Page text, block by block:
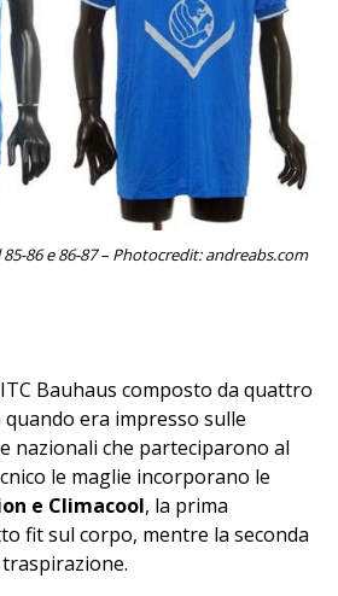
86 e 86-87 – Photocredit: andreabs.com
Bauhaus composto da quattro
quando era impresso sulle
nazionali che parteciparono al
le maglie incorporano le
e Climacool, la prima
fit sul corpo, mentre la seconda